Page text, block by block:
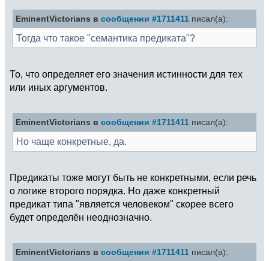
EminentVictorians в сообщении #1711411 писал(а):
Тогда что такое "семантика предиката"?
То, что определяет его значения истинности для тех
или иных аргументов.
EminentVictorians в сообщении #1711411 писал(а):
Но чаще конкретные, да.
Предикаты тоже могут быть не конкретными, если речь
о логике второго порядка. Но даже конкретный
предикат типа "является человеком" скорее всего
будет определён неоднозначно.
EminentVictorians в сообщении #1711411 писал(а):